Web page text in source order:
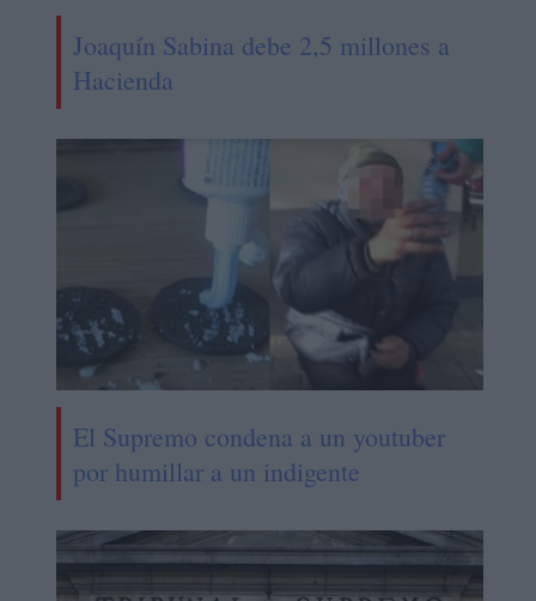
Joaquín Sabina debe 2,5 millones a
Hacienda
El Supremo condena a un youtuber
por humillar a un indigente